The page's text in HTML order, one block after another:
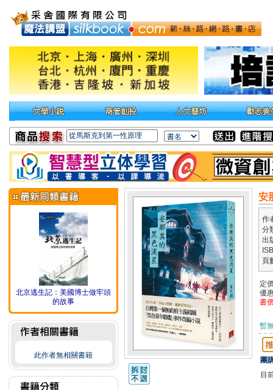
北京逃生記：美國博士做牢頭
的故事
此作者無相關書籍
安
作
分
出
頁
定
優
書
暫
團
目